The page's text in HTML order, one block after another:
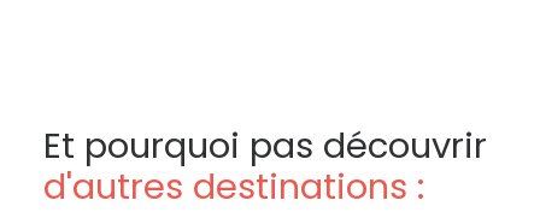
Et pourquoi pas découvrir
d'autres destinations :